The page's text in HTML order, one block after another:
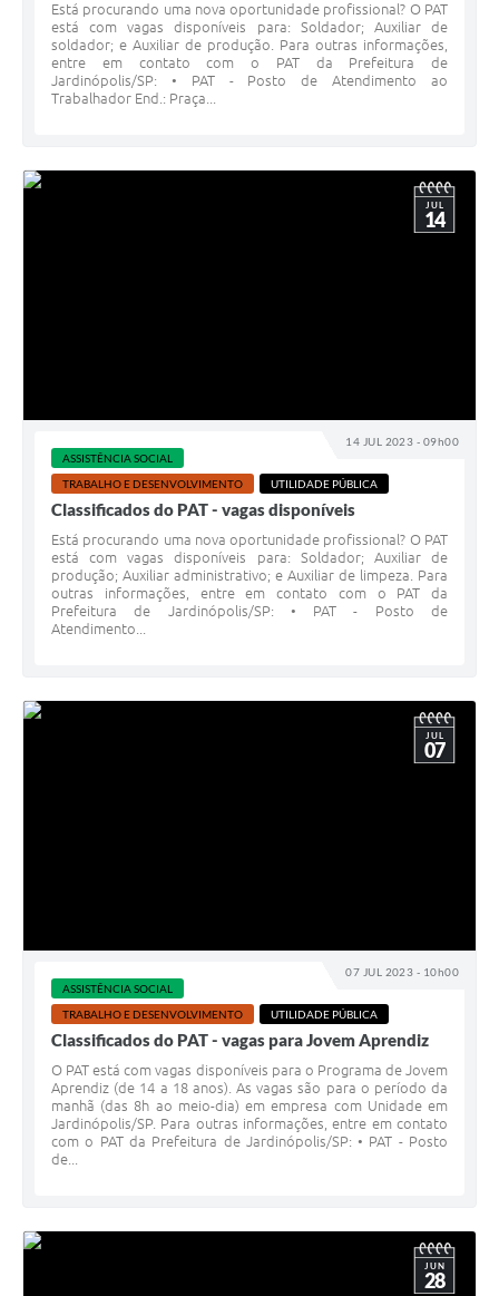
Está procurando uma nova oportunidade profissional? O PAT
está com vagas disponíveis para: Soldador; Auxiliar de
soldador; e Auxiliar de produção. Para outras informações,
entre em contato com o PAT da Prefeitura de
Jardinópolis/SP: • PAT - Posto de Atendimento ao
Trabalhador End.: Praça...
14 JUL 2023 - 09h00
JUL
14
ASSISTÊNCIA SOCIAL
TRABALHO E DESENVOLVIMENTO
UTILIDADE PÚBLICA
Classificados do PAT - vagas disponíveis
Está procurando uma nova oportunidade profissional? O PAT
está com vagas disponíveis para: Soldador; Auxiliar de
produção; Auxiliar administrativo; e Auxiliar de limpeza. Para
outras informações, entre em contato com o PAT da
Prefeitura de Jardinópolis/SP: • PAT - Posto de
Atendimento...
07 JUL 2023 - 10h00
JUL
07
ASSISTÊNCIA SOCIAL
TRABALHO E DESENVOLVIMENTO
UTILIDADE PÚBLICA
Classificados do PAT - vagas para Jovem Aprendiz
O PAT está com vagas disponíveis para o Programa de Jovem
Aprendiz (de 14 a 18 anos). As vagas são para o período da
manhã (das 8h ao meio-dia) em empresa com Unidade em
Jardinópolis/SP. Para outras informações, entre em contato
com o PAT da Prefeitura de Jardinópolis/SP: • PAT - Posto
de...
JUN
28